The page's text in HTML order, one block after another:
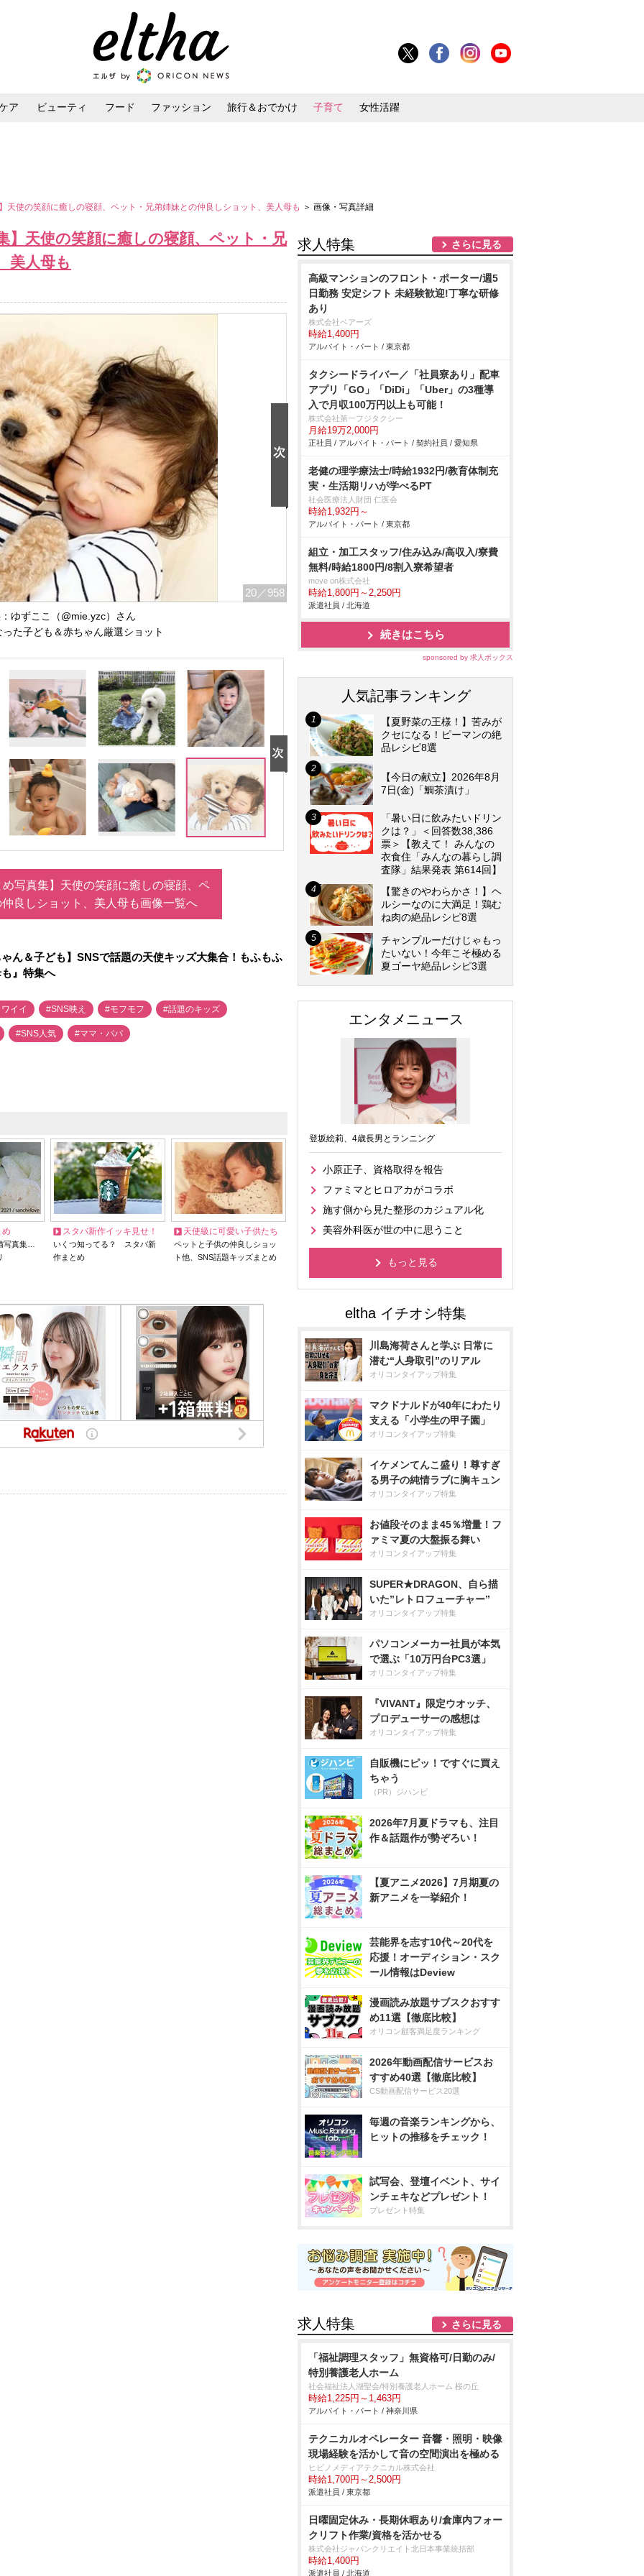
ア ビューティ フード ファッション 旅行＆おでかけ 子育て 女性活躍
天使の笑顔に癒しの寝顔、ペット・兄弟姉妹との仲良しショット、美人母も ＞ 画像・写真詳細
】天使の笑顔に癒しの寝顔、ペット・兄
美人母も
20 ／958
ゆずここ（@mie.yzc）さん
た子ども＆赤ちゃん厳選ショット
写真集】天使の笑顔に癒しの寝顔、ペ
良しショット、美人母も画像一覧へ
ん＆子ども】SNSで話題の天使キッズ大集合！もふもふ
』特集へ
イイ #SNS映え #モフモフ #話題のキッズ
#SNS人気 #ママ・パパ
め
写真集…
スタバ新作イッキ見せ！
いくつ知ってる？ スタバ新
作まとめ
天使級に可愛い子供たち
ペットと子供の仲良しショッ
ト他、SNS話題キッズまとめ
求人特集 さらに見る
高級マンションのフロント・ポーター/週5
日勤務 安定シフト 未経験歓迎!丁寧な研修
あり
株式会社ベアーズ
時給1,400円
アルバイト・パート / 東京都
タクシードライバー／「社員寮あり」配車
アプリ「GO」「DiDi」「Uber」の3種導
入で月収100万円以上も可能！
株式会社第一フジタクシー
月給19万2,000円
正社員 / アルバイト・パート / 契約社員 / 愛知県
老健の理学療法士/時給1932円/教育体制充
実・生活期リハが学べるPT
社会医療法人財団 仁医会
時給1,932円～
アルバイト・パート / 東京都
組立・加工スタッフ/住み込み/高収入/寮費
無料/時給1800円/8割入寮希望者
move on株式会社
時給1,800円～2,250円
派遣社員 / 北海道
続きはこちら
sponsored by 求人ボックス
人気記事ランキング
【夏野菜の王様！】苦みが
クセになる！ピーマンの絶
品レシピ8選
【今日の献立】2026年8月
7日(金)「鯛茶漬け」
「暑い日に飲みたいドリン
クは？」＜回答数38,386
票＞【教えて！ みんなの
衣食住「みんなの暮らし調
査隊」結果発表 第614回】
【驚きのやわらかさ！】ヘ
ルシーなのに大満足！鶏む
ね肉の絶品レシピ8選
チャンプルーだけじゃもっ
たいない！今年こそ極める
夏ゴーヤ絶品レシピ3選
エンタメニュース
登坂絵莉、4歳長男とランニング
小原正子、資格取得を報告
ファミマとヒロアカがコラボ
施す側から見た整形のカジュアル化
美容外科医が世の中に思うこと
もっと見る
川島海荷さんと学ぶ 日常に
潜む“人身取引”のリアル
オリコンタイアップ特集
マクドナルドが40年にわたり
支える「小学生の甲子園」
オリコンタイアップ特集
イケメンてんこ盛り！尊すぎ
る男子の純情ラブに胸キュン
オリコンタイアップ特集
お値段そのまま45％増量！フ
ァミマ夏の大盤振る舞い
オリコンタイアップ特集
SUPER★DRAGON、自ら描
いた”レトロフューチャー”
オリコンタイアップ特集
パソコンメーカー社員が本気
で選ぶ「10万円台PC3選」
オリコンタイアップ特集
『VIVANT』限定ウオッチ、
プロデューサーの感想は
オリコンタイアップ特集
自販機にピッ！ですぐに買え
ちゃう
（PR）ジハンピ
2026年7月夏ドラマも、注目
作＆話題作が勢ぞろい！
【夏アニメ2026】7月期夏の
新アニメを一挙紹介！
芸能界を志す10代～20代を
応援！オーディション・スク
ール情報はDeview
漫画読み放題サブスクおすす
め11選【徹底比較】
オリコン顧客満足度ランキング
2026年動画配信サービスお
すすめ40選【徹底比較】
CS動画配信サービス20選
毎週の音楽ランキングから、
ヒットの推移をチェック！
試写会、登壇イベント、サイ
ンチェキなどプレゼント！
プレゼント特集
求人特集 さらに見る
「福祉調理スタッフ」無資格可/日勤のみ/
特別養護老人ホーム
社会福祉法人湖聖会/特別養護老人ホーム 桜の丘
時給1,225円～1,463円
アルバイト・パート / 神奈川県
テクニカルオペレーター 音響・照明・映像
現場経験を活かして音の空間演出を極める
ヒビノメディアテクニカル株式会社
時給1,700円～2,500円
派遣社員 / 東京都
日曜固定休み・長期休暇あり/倉庫内フォー
クリフト作業/資格を活かせる
株式会社ジャパンクリエイト北日本事業統括部
時給1,400円
派遣社員 / 北海道